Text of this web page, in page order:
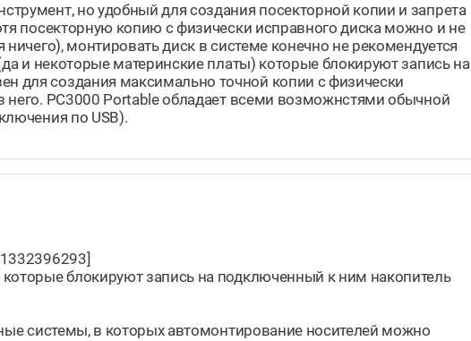
но удобный для создания посекторной копии и запрета
посекторную копию с физически исправного диска можно и не
монтировать диск в системе конечно не рекомендуется
и некоторые материнские платы) которые блокируют запись на
для создания максимально точной копии с физически
него. РС3000 Portable обладает всеми возможнстями обычной
по USB).
блокируют запись на подключенный к ним накопитель
системы, в которых автомонтирование носителей можно